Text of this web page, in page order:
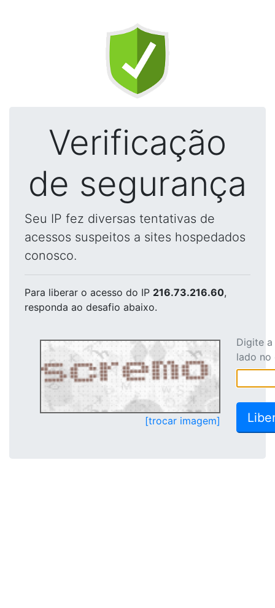
Verificação
de segurança
Seu IP fez diversas tentativas de
acessos suspeitos a sites hospedados
conosco.
Para liberar o acesso do IP 216.73.216.60,
responda ao desafio abaixo.
[trocar imagem]
Digite
lado no